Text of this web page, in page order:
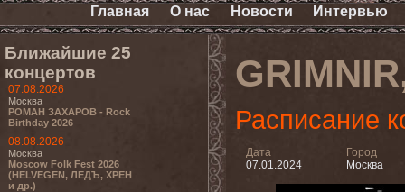
Главная О нас Новости Интервью
Ближайшие 25
концертов
07.08.2026
Москва
РОМАН ЗАХАРОВ - Rock
Birthday 2026
08.08.2026
Москва
Moscow Folk Fest 2026
(HELVEGEN, ЛЕДЪ, ХРЕН
и др.)
Расписание
Дата
07.01.2024
Город
Москва